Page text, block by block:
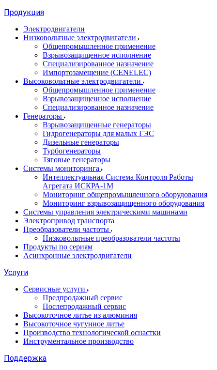
Продукция
Электродвигатели
Низковольтные электродвигатели
Общепромышленное применение
Взрывозащищенное исполнение
Специализированное назначение
Импортозамещение (CENELEC)
Высоковольтные электродвигатели
Общепромышленное применение
Взрывозащищенное исполнение
Специализированное назначение
Генераторы
Взрывозащищенные генераторы
Гидрогенераторы для малых ГЭС
Дизельные генераторы
Турбогенераторы
Тяговые генераторы
Системы мониторинга
Интеллектуальная Система Контроля Работы
Агрегата ИСКРА-1М
Мониторинг общепромышленного оборудования
Мониторинг взрывозащищенного оборудования
Системы управления электрическими машинами
Электропривод транспорта
Преобразователи частоты
Низковольтные преобразователи частоты
Продукты по сериям
Асинхронные электродвигатели
Услуги
Сервисные услуги
Предпродажный сервис
Послепродажный сервис
Высокоточное литье из алюминия
Высокоточное чугунное литье
Производство технологической оснастки
Инструментальное производство
Поддержка